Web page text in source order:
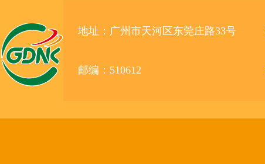
地址：广州市天河区东莞庄路33号
邮编：510612